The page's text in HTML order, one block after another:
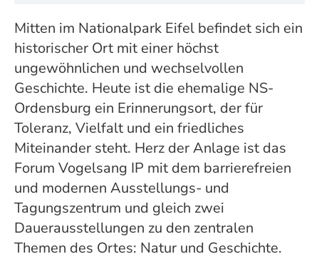
Mitten im Nationalpark Eifel befindet sich ein
historischer Ort mit einer höchst
ungewöhnlichen und wechselvollen
Geschichte. Heute ist die ehemalige NS-
Ordensburg ein Erinnerungsort, der für
Toleranz, Vielfalt und ein friedliches
Miteinander steht. Herz der Anlage ist das
Forum Vogelsang IP mit dem barrierefreien
und modernen Ausstellungs- und
Tagungszentrum und gleich zwei
Dauerausstellungen zu den zentralen
Themen des Ortes: Natur und Geschichte.